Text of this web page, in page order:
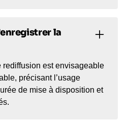
la
rediffusion est envisageable
précisant l’usage
de mise à disposition et